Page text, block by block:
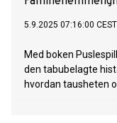
5.9.2025 07:16:00 CEST
Med boken
den tabubelagte
hvordan tausheten